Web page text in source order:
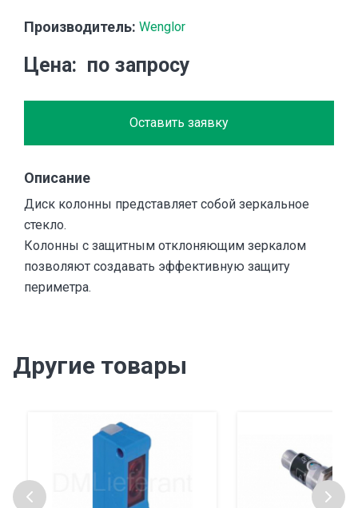
Производитель: Wenglor
Цена по запросу
Оставить заявку
Описание
Диск колонны представляет собой зеркальное
стекло.
Колонны с защитным отклоняющим зеркалом
позволяют создавать эффективную защиту
периметра.
Другие товары